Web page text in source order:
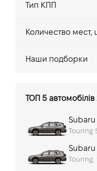
Тип КПП
Количество мест,
Наши подборки
Автомобили для
Автомобили для
ТОП 5
Touring
Touring,